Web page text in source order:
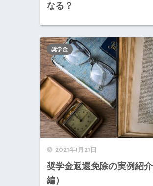
なる？
2021年1月21日
奨学金返還免除の実例紹
編）
奨学金